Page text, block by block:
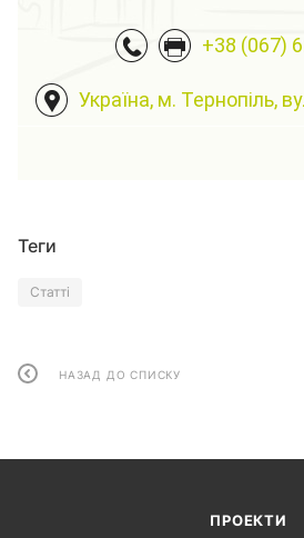
+38 (067)
Україна, м. Тернопіль,
Теги
Статті
НАЗАД ДО СПИСКУ
ПРОЕКТИ